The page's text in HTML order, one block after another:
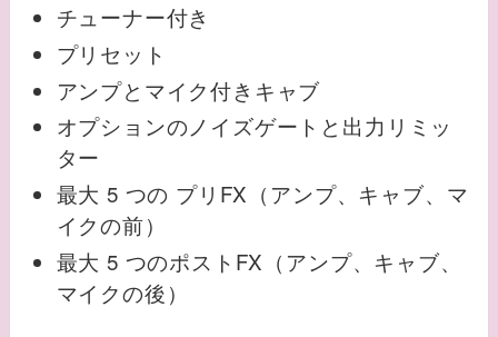
チューナー付き
プリセット
アンプとマイク付きキャブ
オプションのノイズゲートと出力リミッ
ター
最大 5 つの プリFX（アンプ、キャブ、マ
イクの前）
最大 5 つのポストFX（アンプ、キャブ、
マイクの後）